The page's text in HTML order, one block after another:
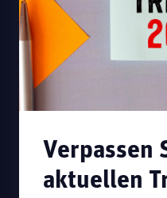
Verpassen
aktuellen